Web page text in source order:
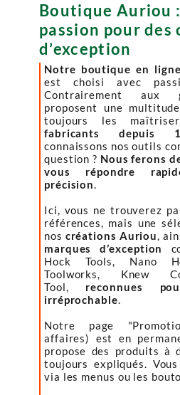
Boutique Auriou
passion pour des
d’exception
Notre boutique en
est choisi avec
Contrairement aux
proposent une
toujours les
fabricants depuis
connaissons nos outils
question ? Nous ferons
vous répondre
précision.
Ici, vous ne trouverez
références, mais une
nos créations Auriou,
marques d’exception
Hock Tools, Nano
Toolworks, Knew
Tool, reconnues
irréprochable.
Notre page
affaires) est en
propose des produits à
toujours expliqués.
via les menus ou les